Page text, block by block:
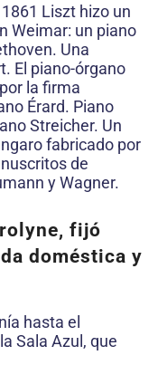
Liszt hizo un
Weimar: un piano
Una
El piano-órgano
la firma
Érard. Piano
Streicher. Un
fabricado por
de
y Wagner.
fijó
doméstica y
hasta el
Sala Azul, que